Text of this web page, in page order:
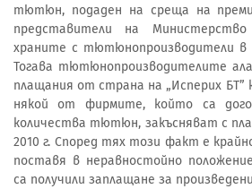
тютюн, подаден на среща на
представители на
храните с тютюнопроизводители в
Тогава тютюнопроизводителите
плащания от страна на „Исперих БТ”
някой от фирмите, който са
количества тютюн, закъсняват с
2010 г. Според тях този факт е
поставя в неравностойно
са получили заплащане за